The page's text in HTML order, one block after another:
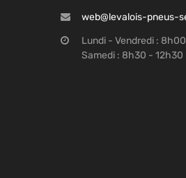
web@levalois-pneus-
Lundi - Vendredi :
Samedi : 8h30 - 12h30